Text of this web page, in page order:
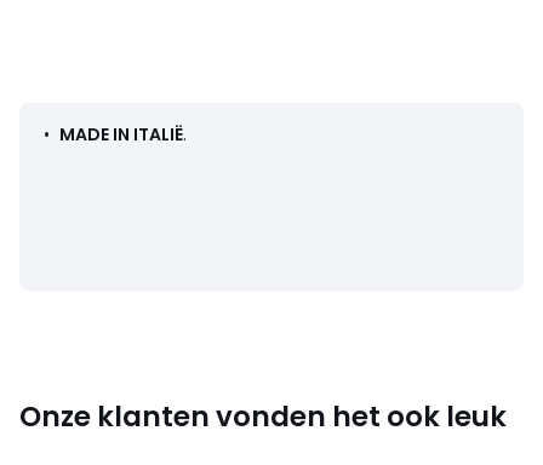
• Afm. totaal : 50 x 131 cm.
• MADE IN ITALIË.
Onze klanten vonden het ook leuk